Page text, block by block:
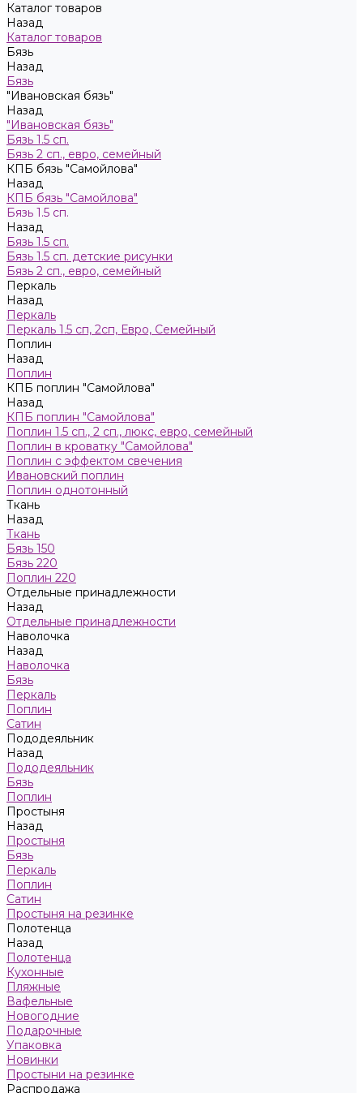
Каталог товаров
Назад
Каталог товаров
Бязь
Назад
Бязь
"Ивановская бязь"
Назад
"Ивановская бязь"
Бязь 1.5 сп.
Бязь 2 сп., евро, семейный
КПБ бязь "Самойлова"
Назад
КПБ бязь "Самойлова"
Бязь 1.5 сп.
Назад
Бязь 1.5 сп.
Бязь 1.5 сп. детские рисунки
Бязь 2 сп., евро, семейный
Пeркaль
Назад
Пeркaль
Перкаль 1.5 сп, 2сп, Евро, Семейный
Поплин
Назад
Поплин
КПБ поплин "Самойлова"
Назад
КПБ поплин "Самойлова"
Поплин 1.5 сп., 2 сп., люкс, евро, семейный
Поплин в кроватку "Самойлова"
Поплин с эффектом свечения
Ивановский поплин
Поплин однотонный
Ткань
Назад
Ткань
Бязь 150
Бязь 220
Поплин 220
Отдельные принадлежности
Назад
Отдельные принадлежности
Наволочка
Назад
Наволочка
Бязь
Перкаль
Поплин
Сатин
Пододеяльник
Назад
Пододеяльник
Бязь
Поплин
Простыня
Назад
Простыня
Бязь
Перкаль
Поплин
Сатин
Простыня на резинке
Полотенца
Назад
Полотенца
Кухонные
Пляжные
Вафельные
Новогодние
Подарочные
Упаковка
Новинки
Простыни на резинке
Распродажа